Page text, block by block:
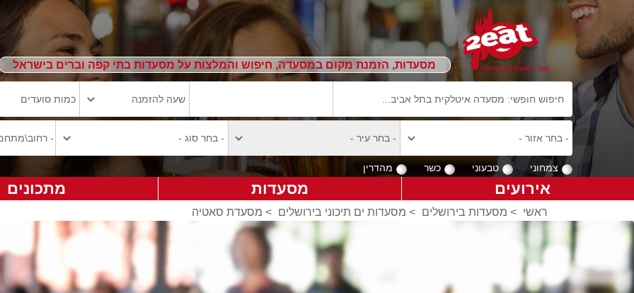
מסעדות, הזמנת מקום במסעדה, חיפוש והמלצות על מסעדות בתי קפה וברים בישראל
צמחוני טבעוני כשר מהדרין
אירועים מסעדות מתכונים
ראשי > מסעדות בירושלים > מסעדות ים תיכוני בירושלים > מסעדת סאטיה